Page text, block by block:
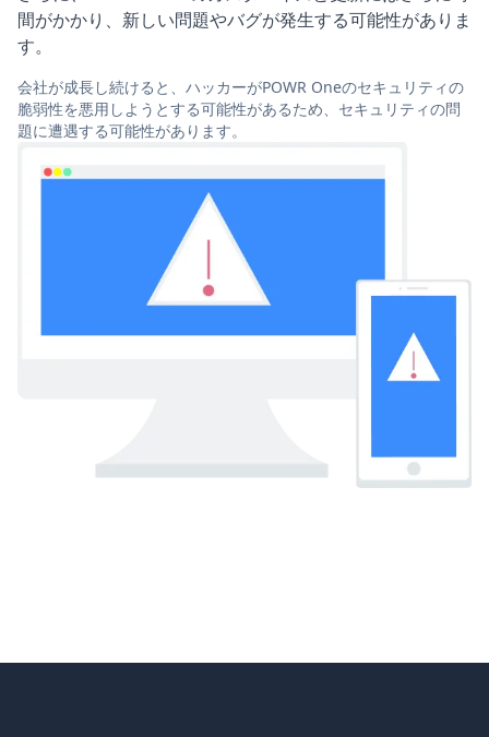
間がかかり、新しい問題やバグが発生する可能性がありま
す。
会社が成長し続けると、ハッカーがPOWR Oneのセキュリティの
脆弱性を悪用しようとする可能性があるため、セキュリティの問
題に遭遇する可能性があります。